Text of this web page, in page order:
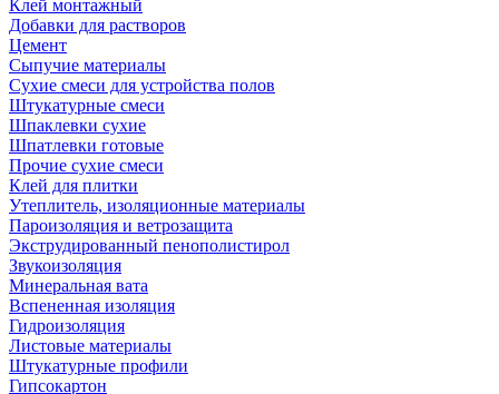
Клей монтажный
Добавки для растворов
Цемент
Сыпучие материалы
Сухие смеси для устройства полов
Штукатурные смеси
Шпаклевки сухие
Шпатлевки готовые
Прочие сухие смеси
Клей для плитки
Утеплитель, изоляционные материалы
Пароизоляция и ветрозащита
Экструдированный пенополистирол
Звукоизоляция
Минеральная вата
Вспененная изоляция
Гидроизоляция
Листовые материалы
Штукатурные профили
Гипсокартон